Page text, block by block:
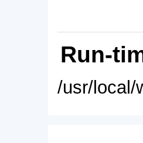
Run-
/usr/local/